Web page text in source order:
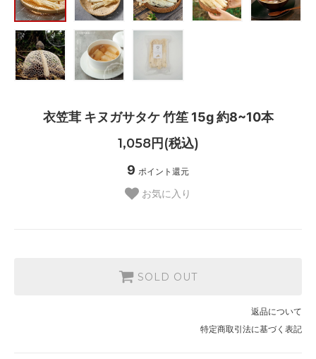
衣笠茸 キヌガサタケ 竹笙 15g 約8~10本
1,058円(税込)
9 ポイント還元
お気に入り
SOLD OUT
返品について
特定商取引法に基づく表記